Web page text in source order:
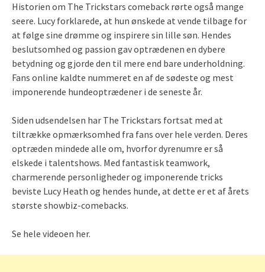
Historien om The Trickstars comeback rørte også mange
seere. Lucy forklarede, at hun ønskede at vende tilbage for
at følge sine drømme og inspirere sin lille søn. Hendes
beslutsomhed og passion gav optrædenen en dybere
betydning og gjorde den til mere end bare underholdning.
Fans online kaldte nummeret en af de sødeste og mest
imponerende hundeoptrædener i de seneste år.
Siden udsendelsen har The Trickstars fortsat med at
tiltrække opmærksomhed fra fans over hele verden. Deres
optræden mindede alle om, hvorfor dyrenumre er så
elskede i talentshows. Med fantastisk teamwork,
charmerende personligheder og imponerende tricks
beviste Lucy Heath og hendes hunde, at dette er et af årets
største showbiz-comebacks.
Se hele videoen her.